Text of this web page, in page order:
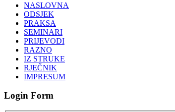
NASLOVNA
ODSJEK
PRAKSA
SEMINARI
PRIJEVODI
RAZNO
IZ STRUKE
RJEČNIK
IMPRESUM
Login Form